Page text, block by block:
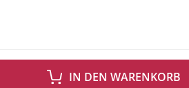
IN DEN WARENKORB